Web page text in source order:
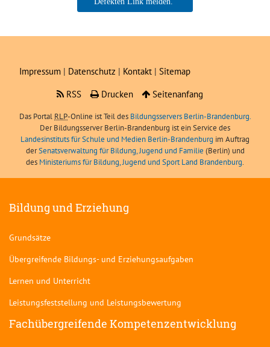
Boris Angerer, LIBRA
Impressum | Datenschutz | Kontakt | Sitemap
RSS
Drucken Seitenanfang
Das Portal RLP-Online ist Teil des Bildungsservers Berlin-Brandenburg.
Der Bildungsserver Berlin-Brandenburg ist ein Service des
Landesinstituts für Schule und Medien Berlin-Brandenburg im Auftrag
derSenatsverwaltung für Bildung, Jugend und Familie (Berlin) und
des Ministeriums für Bildung, Jugend und Sport Land Brandenburg.
Bildung und Erziehung
Grundsätze
Übergreifende Bildungs- und Erziehungsaufgaben
Lernen und Unterricht
Leistungsfeststellung und Leistungsbewertung
Fachübergreifende Kompetenzentwicklung